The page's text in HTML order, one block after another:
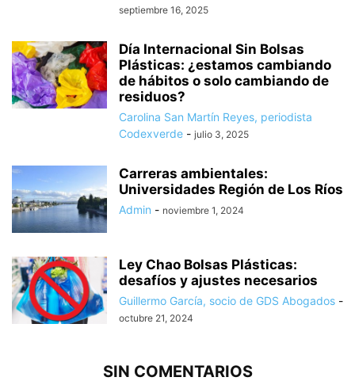
septiembre 16, 2025
Día Internacional Sin Bolsas
Plásticas: ¿estamos cambiando
de hábitos o solo cambiando de
residuos?
Carolina San Martín Reyes, periodista
Codexverde - julio 3, 2025
Carreras ambientales:
Universidades Región de Los Ríos
Admin - noviembre 1, 2024
Ley Chao Bolsas Plásticas:
desafíos y ajustes necesarios
Guillermo García, socio de GDS Abogados -
octubre 21, 2024
SIN COMENTARIOS